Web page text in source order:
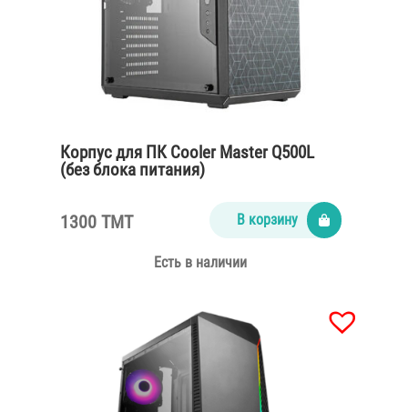
Корпус для ПК Cooler Master Q500L
(без блока питания)
1300 TMT В корзину
Есть в наличии